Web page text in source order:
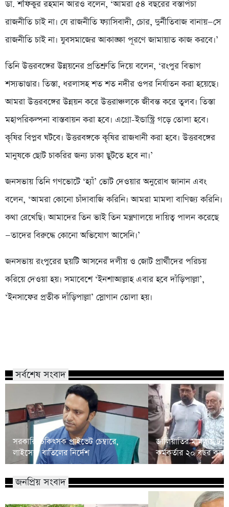
ডা. শফিকুর রহমান আরও বলেন, ‘আমরা ৫৪ বছরের বস্তাপঁচা
রাজনীতি চাই না। যে রাজনীতি ফ্যাসিবাদী, চোর, দুর্নীতিবাজ বানায়—সে
রাজনীতি চাই না। যুবসমাজের আকাঙ্ক্ষা পূরণে জামায়াত কাজ করবে।’
তিনি উত্তরবঙ্গের উন্নয়নের প্রতিশ্রুতি দিয়ে বলেন, ‘রংপুর বিভাগ
শস্যভাণ্ডার। তিস্তা, ধরলাসহ শত শত নদীর ওপর নির্যাতন করা হয়েছে।
আমরা উত্তরবঙ্গের উন্নয়ন করে উত্তরাঞ্চলকে জীবন্ত করে তুলব। তিস্তা
মহাপরিকল্পনা বাস্তবায়ন করা হবে। এগ্রো-ইন্ডাস্ট্রি গড়ে তোলা হবে।
কৃষির বিপ্লব ঘটবে। উত্তরবঙ্গকে কৃষির রাজধানী করা হবে। উত্তরবঙ্গের
মানুষকে ছোট চাকরির জন্য ঢাকা ছুটতে হবে না।’
জনসভায় তিনি গণভোটে ‘হ্যাঁ’ ভোট দেওয়ার অনুরোধ জানান এবং
বলেন, ‘আমরা কোনো চাঁদাবাজি করিনি। আমরা মামলা বাণিজ্য করিনি।
কথা রেখেছি। আমাদের তিন ভাই তিন মন্ত্রণালয়ে দায়িত্ব পালন করেছে
—তাদের বিরুদ্ধে কোনো অভিযোগ আসেনি।’
জনসভায় রংপুরের ছয়টি আসনের দলীয় ও জোট প্রার্থীদের পরিচয়
করিয়ে দেওয়া হয়। সমাবেশে ‘ইনশাআল্লাহ এবার হবে দাঁড়িপাল্লা’,
‘ইনসাফের প্রতীক দাঁড়িপাল্লা’ স্লোগান তোলা হয়।
সর্বশেষ সংবাদ
সরকারি চিকিৎসক প্রাইভেট চেম্বারে,
লাইসেন্স বাতিলের নির্দেশ
জালিয়াতির মামলায়
কর্মকর্তার ২০ বছর
জনপ্রিয় সংবাদ